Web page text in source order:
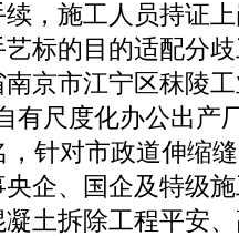
，施工人员持证
标的目的适配分
京市江宁区秣陵
有尺度化办公出产
，针对市政道伸缩
企、国企及特级
土拆除工程平安